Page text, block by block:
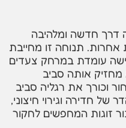
דרך חדשה ומלהיבה
אחרות. תנוחה זו מחייבת
עומדת במרחק צעדים
אותה סביב
וכורך את רגליה סביב
של חדירה וגירוי חיצוני,
זוגות המחפשים לחקור